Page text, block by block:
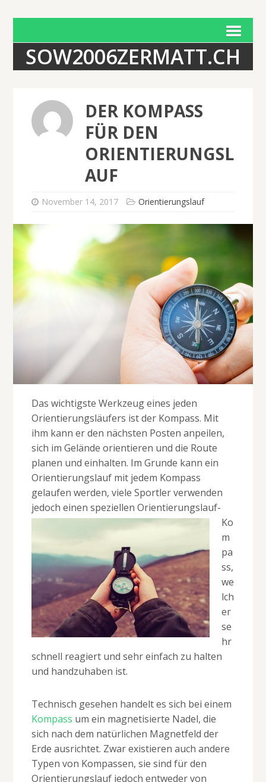
SOW2006ZERMATT.CH
DER KOMPASS
FÜR DEN
ORIENTIERUNGSL
AUF
November 14, 2017 Orientierungslauf
Das wichtigste Werkzeug eines jeden
Orientierungsläufers ist der Kompass. Mit
ihm kann er den nächsten Posten anpeilen,
sich im Gelände orientieren und die Route
planen und einhalten. Im Grunde kann ein
Orientierungslauf mit jedem Kompass
gelaufen werden, viele Sportler verwenden
jedoch einen speziellen Orientierungslauf-
Ko
m
pa
ss,
we
lch
er
se
hr
schnell reagiert und sehr einfach zu halten
und handzuhaben ist.
Technisch gesehen handelt es sich bei einem
Kompass um ein magnetisierte Nadel, die
sich nach dem natürlichen Magnetfeld der
Erde ausrichtet. Zwar existieren auch andere
Typen von Kompassen, sie sind für den
Orientierungslauf jedoch entweder von